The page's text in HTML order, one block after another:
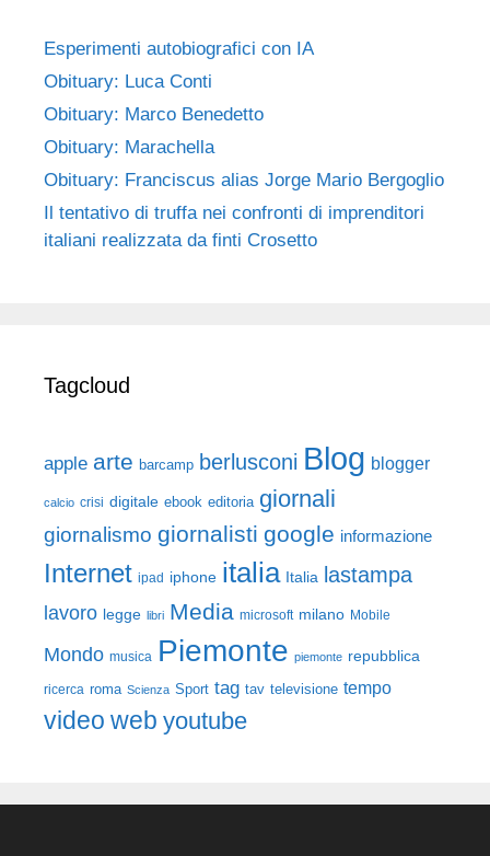
Esperimenti autobiografici con IA
Obituary: Luca Conti
Obituary: Marco Benedetto
Obituary: Marachella
Obituary: Franciscus alias Jorge Mario Bergoglio
Il tentativo di truffa nei confronti di imprenditori
italiani realizzata da finti Crosetto
Tagcloud
apple arte barcamp berlusconi Blog blogger
calcio crisi digitale ebook editoria giornali
giornalismo giornalisti google informazione
Internet ipad iphone italia Italia lastampa
lavoro legge libri Media microsoft milano Mobile
Mondo musica Piemonte piemonte repubblica
ricerca roma Scienza Sport tag tav televisione tempo
video web youtube